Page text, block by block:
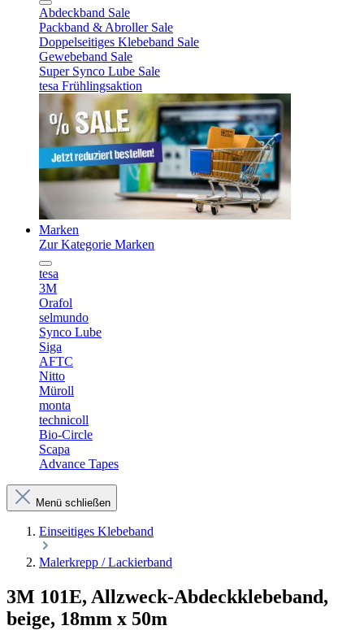
Abdeckband Sale
Packband & Abroller Sale
Doppelseitiges Klebeband Sale
Gewebeband Sale
Super Synco Lube Sale
tesa Frühlingsaktion
Marken
Zur Kategorie Marken
tesa
3M
Orafol
selmundo
Synco Lube
Siga
AFTC
Nitto
Müroll
monta
technicoll
Bio-Circle
Scapa
Advance Tapes
Menü schließen
Einseitiges Klebeband
Malerkrepp / Lackierband
3M 101E, Allzweck-Abdeckklebeband,
beige, 18mm x 50m